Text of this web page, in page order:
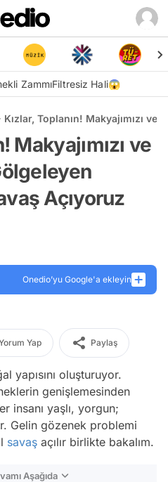
ZammıFiltresiz Hali😱
Kızlar, Toplanın! Makyajımızı
Makyajımızı ve
Açıyoruz
Onedio’yu Google'a ekleyin
Yap Paylaş
yapısını oluşturuyor.
genişlemesinden
insanı yaşlı, yorgun;
Gelin gözenek problemi
savaş açılır birlikte bakalım.
Aşağıda